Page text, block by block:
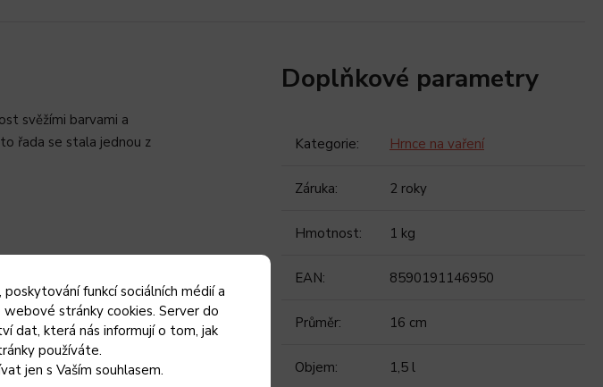
funkcí sociálních médií a
webové stránky cookies. Server do
dat, která nás informují o tom, jak
používáte.
jen s Vaším souhlasem.
svěžími barvami a
řada se stala jednou z
Doplňkové parametry
Kategorie: Hrnce na vaření
Záruka: 2 roky
Hmotnost: 1 kg
EAN: 8590191146950
Průměr: 16 cm
Objem: 1,5 l